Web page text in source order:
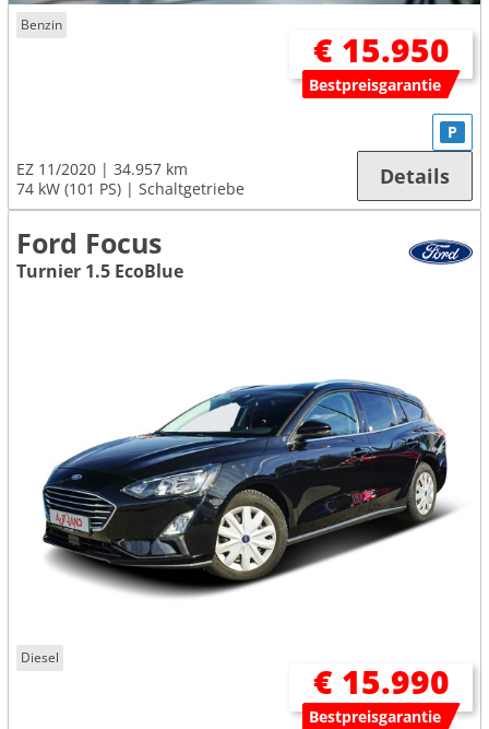
Benzin
€ 15.950
Bestpreisgarantie
EZ 11/2020
34.957 km
74 kW (101 PS)
Schaltgetriebe
P
Details
Ford Focus
Turnier 1.5 EcoBlue
Diesel
€ 15.990
Bestpreisgarantie